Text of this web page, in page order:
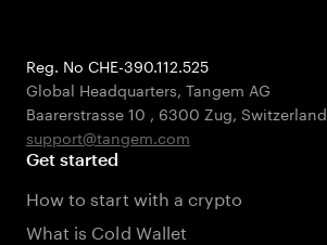
Reg. No CHE-390.112.525
Global Headquarters, Tangem AG
Baarerstrasse 10 , 6300 Zug, Switzerland
support@tangem.com
Get started
How to start with a crypto
What is Cold Wallet